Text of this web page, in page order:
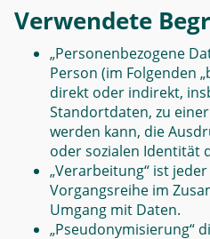
Verwendete
„Personenbezogene
Person (im Folgenden
direkt oder indirekt,
Standortdaten, zu
werden kann, die
oder sozialen Identität
„Verarbeitung“ ist
Vorgangsreihe im
Umgang mit Daten.
„Pseudonymisierung“